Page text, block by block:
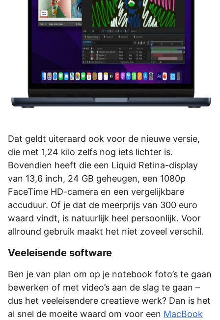
Dat geldt uiteraard ook voor de nieuwe versie,
die met 1,24 kilo zelfs nog iets lichter is.
Bovendien heeft die een Liquid Retina-display
van 13,6 inch, 24 GB geheugen, een 1080p
FaceTime HD-camera en een vergelijkbare
accuduur. Of je dat de meerprijs van 300 euro
waard vindt, is natuurlijk heel persoonlijk. Voor
allround gebruik maakt het niet zoveel verschil.
Veeleisende software
Ben je van plan om op je notebook foto’s te gaan
bewerken of met video’s aan de slag te gaan –
dus het veeleisendere creatieve werk? Dan is het
al snel de moeite waard om voor een MacBook